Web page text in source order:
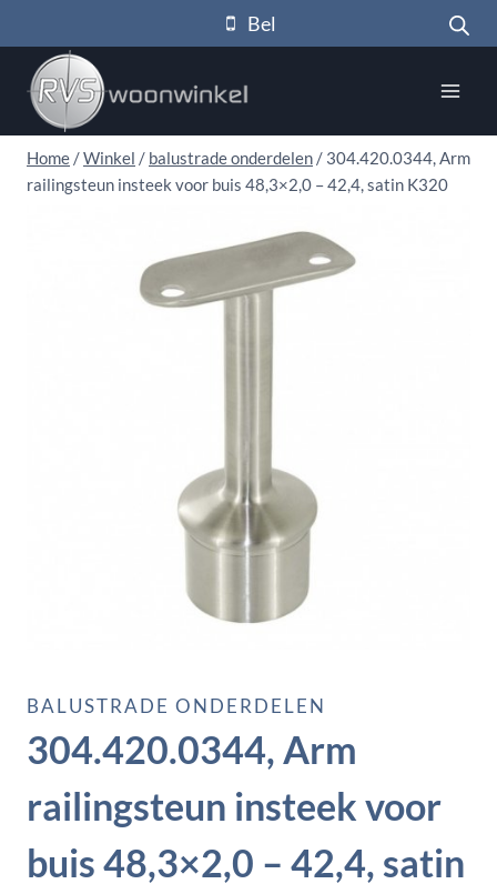
naar
inhoud
Bel
Home /Winkel / balustrade onderdelen / 304.420.0344, Arm
railingsteun insteek voor buis 48,3×2,0 – 42,4, satin K320
BALUSTRADE ONDERDELEN
304.420.0344, Arm
railingsteun insteek voor
buis 48,3×2,0 – 42,4, satin